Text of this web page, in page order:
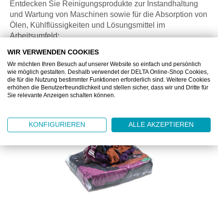
Entdecken Sie Reinigungsprodukte zur Instandhaltung
und Wartung von Maschinen sowie für die Absorption von
Ölen, Kühlflüssigkeiten und Lösungsmittel im
Arbeitsumfeld:
◼POLICART® Reinigungspapiere
◼Zum Sortiment Absorber und Bindemittel
WIR VERWENDEN COOKIES
Wir möchten Ihren Besuch auf unserer Website so einfach und persönlich
wie möglich gestalten. Deshalb verwendet der DELTA Online-Shop Cookies,
die für die Nutzung bestimmter Funktionen erforderlich sind. Weitere Cookies
erhöhen die Benutzerfreundlichkeit und stellen sicher, dass wir und Dritte für
Sie relevante Anzeigen schalten können.
KONFIGURIEREN ALLE AKZEPTIEREN